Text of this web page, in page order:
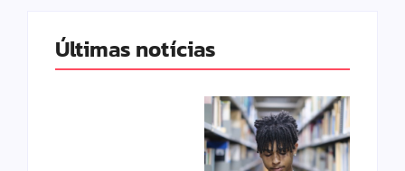
Últimas notícias